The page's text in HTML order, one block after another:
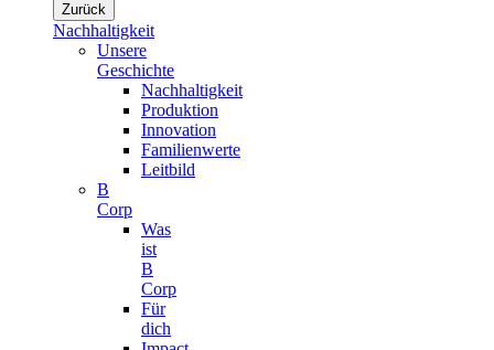
Zurück
Nachhaltigkeit
Unsere
Geschichte
Nachhaltigkeit
Produktion
Innovation
Familienwerte
Leitbild
B
Corp
Was
ist
B
Corp
Für
dich